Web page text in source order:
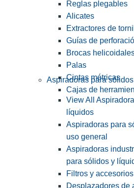
Reglas plegables
Alicates
Extractores de
Guías de
Brocas
Palas
Cintas métricas
Cajas de
Aspiradoras para
View All
líquidos
Aspiradoras para
uso general
Aspiradoras
para sólidos y
Filtros y accesorios
Desplazadores de